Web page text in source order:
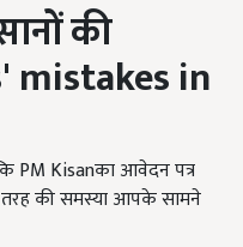
की
mistakes in
PM Kisanका आवेदन पत्र
की समस्या आपके सामने